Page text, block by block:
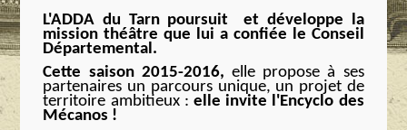
L'ADDA du Tarn poursuit et développe la
mission théâtre que lui a confiée le Conseil
Départemental.
Cette saison 2015-2016, elle propose à ses
partenaires un parcoursunique, un projet de
territoire ambitieux : elle invite l'Encyclo des
Mécanos !